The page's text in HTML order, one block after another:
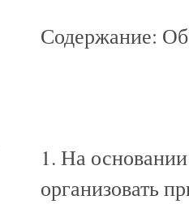
Содержание:
1. На
организовать